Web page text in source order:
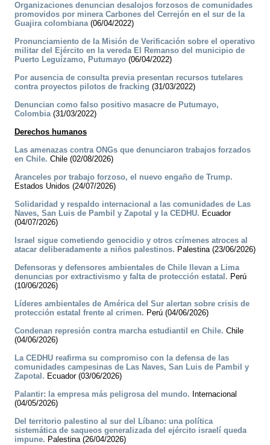
Organizaciones denuncian desalojos forzosos de comunidades
promovidos por minera Carbones del Cerrejón en el sur de la
Guajira colombiana(06/04/2022)
Pronunciamiento de la Misión de Verificación sobre el operativo
militar del Ejército en la vereda El Remanso del municipio de
Puerto Leguízamo, Putumayo (06/04/2022)
Por ausencia de consulta previa presentan recursos tutelares
contra proyectos pilotos de fracking (31/03/2022)
Denuncian como falso positivo masacre de Putumayo,
Colombia(31/03/2022)
Derechos humanos
Las amenazas contra ONGs que denunciaron trabajos forzados
en Chile. Chile (02/08/2026)
Aranceles por trabajo forzoso, el nuevo engaño de Trump.
Estados Unidos (24/07/2026)
Solidaridad y respaldo internacional a las comunidades de Las
Naves, San Luis de Pambil y Zapotal y la CEDHU. Ecuador
(04/07/2026)
Israel sigue cometiendo genocidio y otros crímenes atroces al
atacar deliberadamente a niños palestinos. Palestina (23/06/2026)
Defensoras y defensores ambientales de Chile llevan a Lima
denuncias por extractivismo y falta de protección estatal. Perú
(10/06/2026)
Líderes ambientales de América del Sur alertan sobre crisis de
protección estatal frente al crimen. Perú (04/06/2026)
Condenan represión contra marcha estudiantil en Chile. Chile
(04/06/2026)
La CEDHU reafirma su compromiso con la defensa de las
comunidades campesinas de Las Naves, San Luis de Pambil y
Zapotal. Ecuador (03/06/2026)
Palantir: la empresa más peligrosa del mundo. Internacional
(04/05/2026)
Del territorio palestino al sur del Líbano: una política
sistemática de saqueos generalizada del ejército israelí queda
impune. Palestina (26/04/2026)